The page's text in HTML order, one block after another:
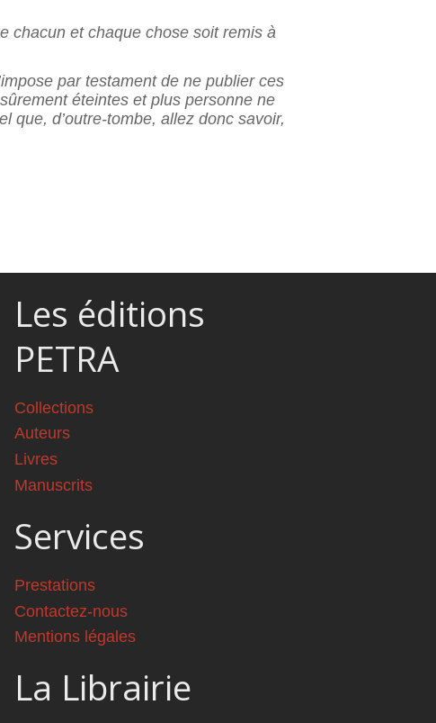
chacun et chaque chose soit remis à
par testament de ne publier ces
ment éteintes et plus personne ne
que, d’outre-tombe, allez donc savoir,
Les éditions
PETRA
Collections
Auteurs
Livres
Manuscrits
Services
Prestations
Contactez-nous
Mentions légales
La Librairie